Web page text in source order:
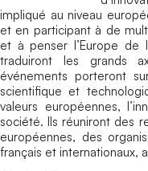
impliqué au niveau
et en participant à de
et à penser l’Europe de
traduiront les grands
événements porteront
scientifique et
valeurs européennes,
société. Ils réuniront des
européennes, des
français et internationaux,